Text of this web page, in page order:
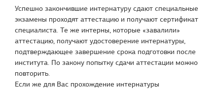
Успешно закончившие интернатуру сдают специальные
экзамены проходят аттестацию и получают сертификат
специалиста. Те же интерны, которые «завалили»
аттестацию, получают удостоверение интернатуры,
подтверждающее завершение срока подготовки после
института. По закону попытку сдачи аттестации можно
повторить.
Если же для Вас прохождение интернатуры